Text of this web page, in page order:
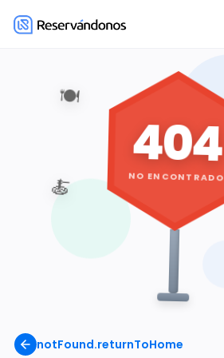
notFound.returnToHome
🍽️
🍝
404
NO ENCONTRADO